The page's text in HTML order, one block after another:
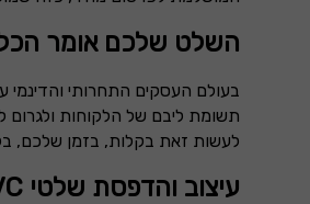
השלט שלכם אומר הכל,
בעולם העסקים התחרותי
תשומת ליבם של הלקוחות ולגרום
לעשות זאת בקלות, בזמן שלכם,
עיצוב והדפסת שלטי